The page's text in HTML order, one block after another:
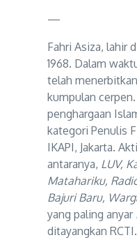
—
Fahri Asiza, lahir
1968. Dalam
telah
kumpulan
penghargaan
kategori Penulis
IKAPI, Jakarta.
antaranya, LUV,
Matahariku,
Bajuri Baru,
yang paling anyar
ditayangkan